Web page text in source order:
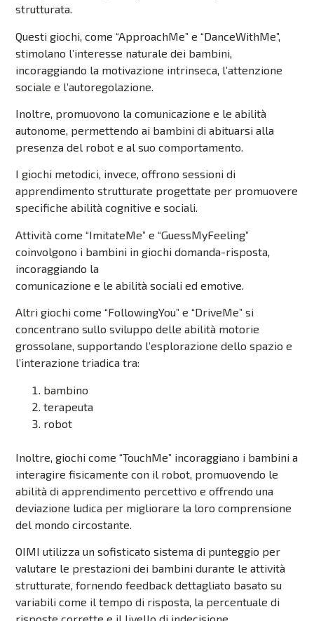
strutturata.
Questi giochi, come “ApproachMe” e “DanceWithMe”,
stimolano l’interesse naturale dei bambini,
incoraggiando la motivazione intrinseca, l’attenzione
sociale e l’autoregolazione.
Inoltre, promuovono la comunicazione e le abilità
autonome, permettendo ai bambini di abituarsi alla
presenza del robot e al suo comportamento.
I giochi metodici, invece, offrono sessioni di
apprendimento strutturate progettate per promuovere
specifiche abilità cognitive e sociali.
Attività come “ImitateMe” e “GuessMyFeeling”
coinvolgono i bambini in giochi domanda-risposta,
incoraggiando la
comunicazione e le abilità sociali ed emotive.
Altri giochi come “FollowingYou” e “DriveMe” si
concentrano sullo sviluppo delle abilità motorie
grossolane, supportando l’esplorazione dello spazio e
l’interazione triadica tra:
bambino
terapeuta
robot
Inoltre, giochi come “TouchMe” incoraggiano i bambini a
interagire fisicamente con il robot, promuovendo le
abilità di apprendimento percettivo e offrendo una
deviazione ludica per migliorare la loro comprensione
del mondo circostante.
OIMI utilizza un sofisticato sistema di punteggio per
valutare le prestazioni dei bambini durante le attività
strutturate, fornendo feedback dettagliato basato su
variabili come il tempo di risposta, la percentuale di